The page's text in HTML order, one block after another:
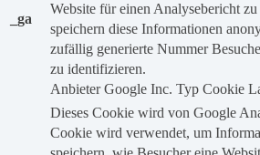
_ga
Website für einen Analysebericht
speichern diese Informationen
zufällig generierte Nummer
zu identifizieren.
Anbieter Google Inc. Typ Cookie
Dieses Cookie wird von Google
Cookie wird verwendet, um